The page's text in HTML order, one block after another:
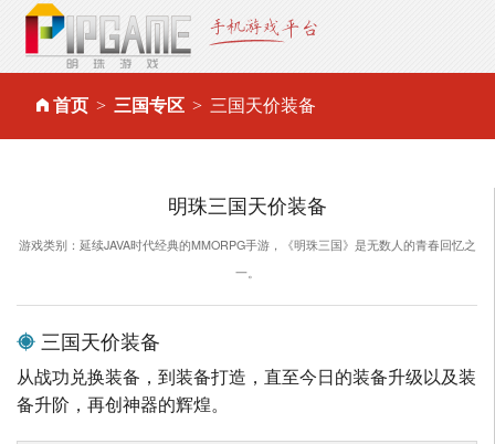
首页 三国专区 三国天价装备
明珠三国天价装备
游戏类别：延续JAVA时代经典的MMORPG手游，《明珠三国》是无数人的青春回忆之
一。
三国天价装备
从战功兑换装备，到装备打造，直至今日的装备升级以及装
备升阶，再创神器的辉煌。